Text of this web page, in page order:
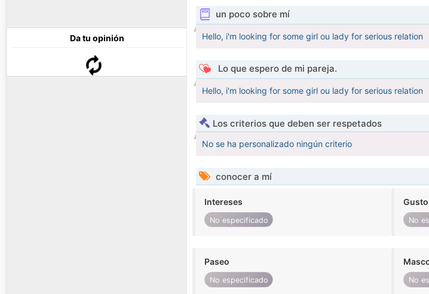
Da tu opinión
un poco sobre mí
Hello, i'm looking for some girl ou lady for serious relation
Lo que espero de mi pareja.
Hello, i'm looking for some girl ou lady for serious relation
Los criterios que deben ser respetados
No se ha personalizado ningún criterio
conocer a mí
Intereses
No especificado No
Paseo
No especificado No